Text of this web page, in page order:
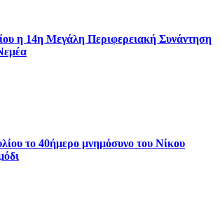
η 14η Μεγάλη Περιφερειακή Συνάντηση
το 40ήμερο μνημόσυνο του Νίκου